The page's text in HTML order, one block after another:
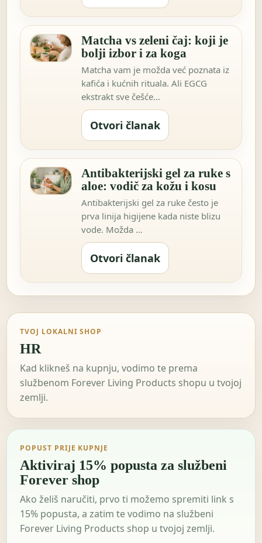
Matcha vs zeleni čaj: koji je
bolji izbor i za koga
Matcha vam je možda već poznata iz
kafića i kućnih rituala. Ali EGCG
ekstrakt sve češće…
Otvori članak
Antibakterijski gel za ruke s
aloe: vodič za kožu i kosu
Antibakterijski gel za ruke često je
prva linija higijene kada niste blizu
vode. Možda …
Otvori članak
TVOJ LOKALNI SHOP
HR
Kad klikneš na kupnju, vodimo te prema
službenom Forever Living Products shopu u tvojoj
zemlji.
POPUST PRIJE KUPNJE
Aktiviraj 15% popusta za službeni
Forever shop
Ako želiš naručiti, prvo ti možemo spremiti link s
15% popusta, a zatim te vodimo na službeni
Forever Living Products shop u tvojoj zemlji.